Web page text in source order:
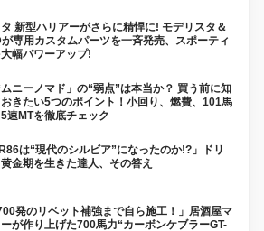
タ 新型ハリアーがさらに精悍に! モデリスタ＆
専用カスタムパーツを一斉発売、スポーティ
幅パワーアップ!
ムニーノマド」の“弱点”は本当か？ 買う前に知
きたい5つのポイント！小回り、燃費、101馬
速MTを徹底チェック
は“現代のシルビア”になったのか!?」ドリ
金期を生きた達人、その答え
発のリベット補強まで自ら施工！」居酒屋マ
が作り上げた700馬力“カーボンケブラーGT-